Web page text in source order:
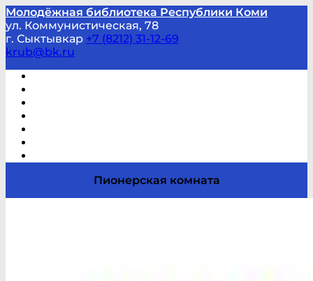
Молодёжная библиотека Республики Коми
ул. Коммунистическая, 78
г. Сыктывкар +7 (8212) 31-12-69
krub@bk.ru
Пионерская комната